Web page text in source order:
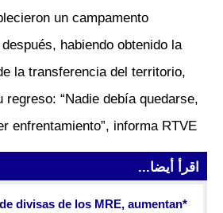
un campamento
habiendo obtenido la
la transferencia del territorio,
regreso: “Nadie debía quedarse,
enfrentamiento”, informa RTVE.
اقرأ أيضا...
divisas de los MRE, aumentan